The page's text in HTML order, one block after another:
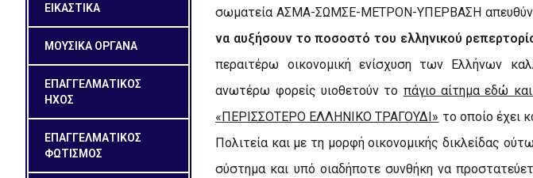
ΕΙΚΑΣΤΙΚΑ
ΜΟΥΣΙΚΑ ΟΡΓΑΝΑ
ΕΠΑΓΓΕΛΜΑΤΙΚΟΣ
ΗΧΟΣ
ΕΠΑΓΓΕΛΜΑΤΙΚΟΣ
ΦΩΤΙΣΜΟΣ
σωματεία ΑΣΜΑ-ΣΩΜΣΕ-ΜΕΤΡΟΝ-ΥΠΕΡΒΑΣΗ
να αυξήσουν το ποσοστό του ελληνικού
περαιτέρω οικονομική ενίσχυση των Ελλήνων
ανωτέρω φορείς υιοθετούν το πάγιο αίτημα εδώ
«ΠΕΡΙΣΣΟΤΕΡΟ ΕΛΛΗΝΙΚΟ ΤΡΑΓΟΥΔΙ» το οποίο έχει
Πολιτεία και με τη μορφή οικονομικής δικλείδας
σύστημα και υπό οιαδήποτε συνθήκη να